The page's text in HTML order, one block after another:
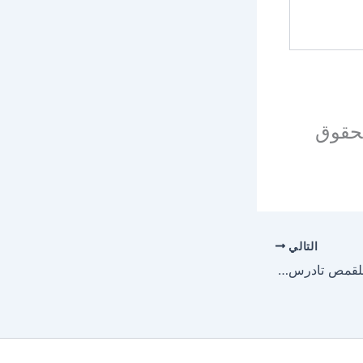
التالي
كتاب المواكب المتهللة للقمص تادرس يعقوب ملطي